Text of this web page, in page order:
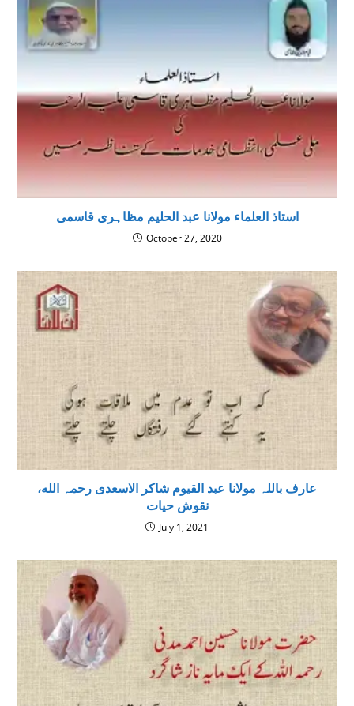
استاذ العلماء مولانا عبد الحلیم مظاہری قاسمی
October 27, 2020
عارف باللہ مولانا عبد القیوم شاکر الاسعدی رحمہ الله،
نقوش حیات
July 1, 2021